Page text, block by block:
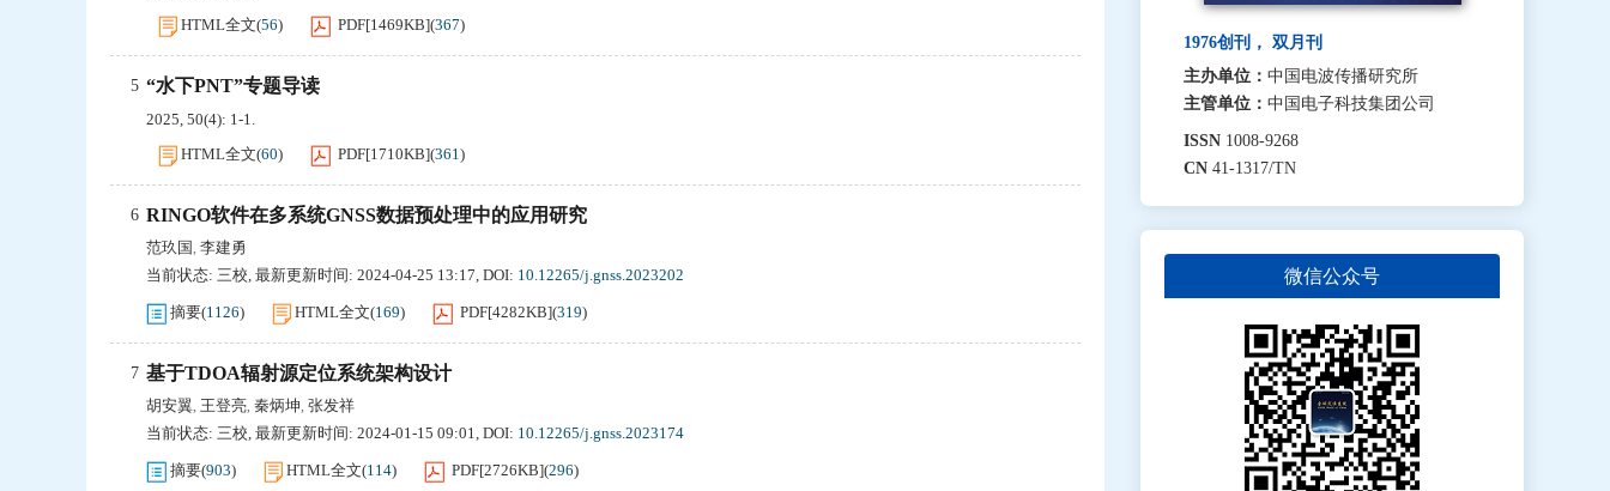
HTML全文(56) PDF[1469KB](367)
5 “水下PNT”专题导读
2025, 50(4): 1-1.
HTML全文(60) PDF[1710KB](361)
6 RINGO软件在多系统GNSS数据预处理中的应用研究
范玖国, 李建勇
当前状态: 三校, 最新更新时间: 2024-04-25 13:17, DOI: 10.12265/j.gnss.2023202
摘要(1126) HTML全文(169) PDF[4282KB](319)
7 基于TDOA辐射源定位系统架构设计
胡安翼, 王登亮, 秦炳坤, 张发祥
当前状态: 三校, 最新更新时间: 2024-01-15 09:01, DOI: 10.12265/j.gnss.2023174
摘要(903) HTML全文(114) PDF[2726KB](296)
1976创刊， 双月刊
主办单位： 中国电波传播研究所
主管单位： 中国电子科技集团公司
ISSN 1008-9268
CN 41-1317/TN
微信公众号